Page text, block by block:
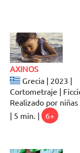
AXINOS
Grecia | 2023 |
Cortometraje |
Realizado por
| 5 min. |
6+